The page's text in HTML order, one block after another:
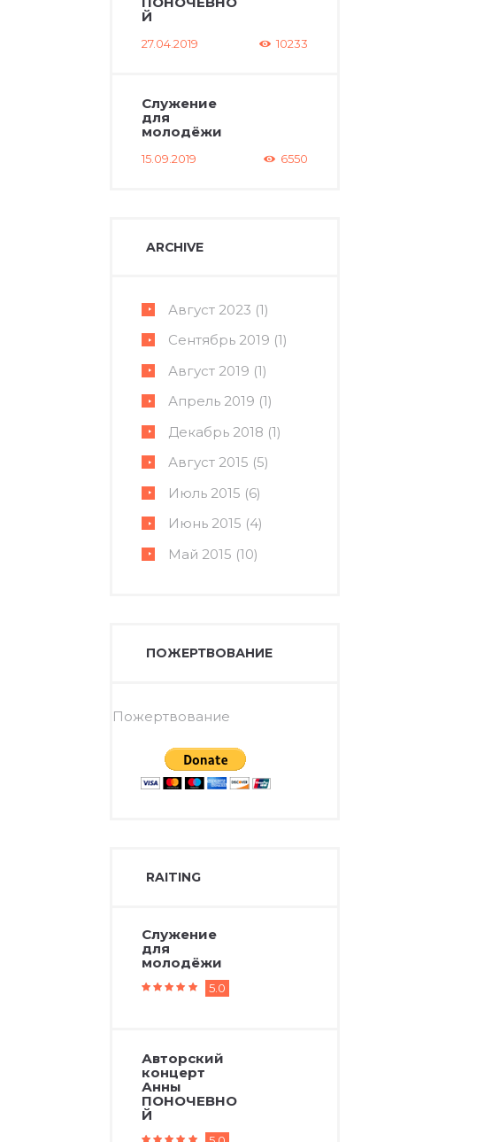
Й
27.04.2019 10233
Служение
для
молодёжи
15.09.2019 6550
ARCHIVE
Август 2023 (1)
Сентябрь 2019 (1)
Август 2019 (1)
Апрель 2019 (1)
Декабрь 2018 (1)
Август 2015 (5)
Июль 2015 (6)
Июнь 2015 (4)
Май 2015 (10)
ПОЖЕРТВОВАНИЕ
Пожертвование
RAITING
Служение
для
молодёжи
5.0
Авторский
концерт
Анны
ПОНОЧЕВНО
Й